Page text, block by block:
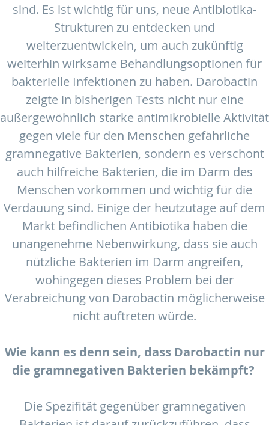
sind. Es ist wichtig für uns, neue Antibiotika-
Strukturen zu entdecken und
weiterzuentwickeln, um auch zukünftig
weiterhin wirksame Behandlungsoptionen für
bakterielle Infektionen zu haben. Darobactin
zeigte in bisherigen Tests nicht nur eine
außergewöhnlich starke antimikrobielle Aktivität
gegen viele für den Menschen gefährliche
gramnegative Bakterien, sondern es verschont
auch hilfreiche Bakterien, die im Darm des
Menschen vorkommen und wichtig für die
Verdauung sind. Einige der heutzutage auf dem
Markt befindlichen Antibiotika haben die
unangenehme Nebenwirkung, dass sie auch
nützliche Bakterien im Darm angreifen,
wohingegen dieses Problem bei der
Verabreichung von Darobactin möglicherweise
nicht auftreten würde.
Wie kann es denn sein, dass Darobactin nur
die gramnegativen Bakterien bekämpft?
Die Spezifität gegenüber gramnegativen